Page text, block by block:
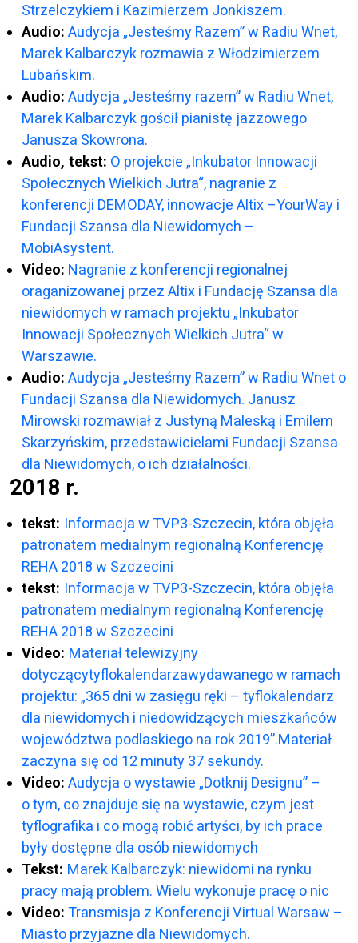
Strzelczykiem i Kazimierzem Jonkiszem.
Audio: Audycja „Jesteśmy Razem” w Radiu Wnet,
Marek Kalbarczyk rozmawia z Włodzimierzem
Lubańskim.
Audio: Audycja „Jesteśmy razem” w Radiu Wnet,
Marek Kalbarczyk gościł pianistę jazzowego
Janusza Skowrona.
Audio, tekst: O projekcie „Inkubator Innowacji
Społecznych Wielkich Jutra“, nagranie z
konferencji DEMODAY, innowacje Altix –YourWay i
Fundacji Szansa dla Niewidomych –
MobiAsystent.
Video: Nagranie z konferencji regionalnej
oraganizowanej przez Altix i Fundację Szansa dla
niewidomych w ramach projektu „Inkubator
Innowacji Społecznych Wielkich Jutra“ w
Warszawie.
Audio: Audycja „Jesteśmy Razem” w Radiu Wnet o
Fundacji Szansa dla Niewidomych. Janusz
Mirowski rozmawiał z Justyną Maleską i Emilem
Skarzyńskim, przedstawicielami Fundacji Szansa
dla Niewidomych, o ich działalności.
2018 r.
tekst: Informacja w TVP3-Szczecin, która objęła
patronatem medialnym regionalną Konferencję
REHA 2018 w Szczecini
tekst: Informacja w TVP3-Szczecin, która objęła
patronatem medialnym regionalną Konferencję
REHA 2018 w Szczecini
Video: Materiał telewizyjny
dotyczącytyflokalendarzawydawanego w ramach
projektu: „365 dni w zasięgu ręki – tyflokalendarz
dla niewidomych i niedowidzących mieszkańców
województwa podlaskiego na rok 2019”.Materiał
zaczyna się od 12 minuty 37 sekundy.
Video: Audycja o wystawie „Dotknij Designu” –
o tym, co znajduje się na wystawie, czym jest
tyflografika i co mogą robić artyści, by ich prace
były dostępne dla osób niewidomych
Tekst: Marek Kalbarczyk: niewidomi na rynku
pracy mają problem. Wielu wykonuje pracę o nic
Video: Transmisja z Konferencji Virtual Warsaw –
Miasto przyjazne dla Niewidomych.